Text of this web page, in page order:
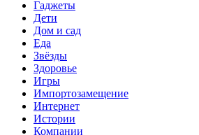
Гаджеты
Дети
Дом и сад
Еда
Звёзды
Здоровье
Игры
Импортозамещение
Интернет
Истории
Компании